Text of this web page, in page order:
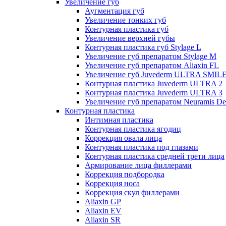
Увеличение губ
Аугментация губ
Увеличение тонких губ
Контурная пластика губ
Увеличение верхней губы
Контурная пластика губ Stylage L
Увеличение губ препаратом Stylage M
Увеличение губ препаратом Aliaxin FL
Увеличение губ Juvederm ULTRA
Контурная пластика Juvederm ULTRA 2
Контурная пластика Juvederm ULTRA 3
Увеличение губ препаратом Neuramis
Контурная пластика
Интимная пластика
Контурная пластика ягодиц
Коррекция овала лица
Контурная пластика под глазами
Контурная пластика средней трети лица
Армирование лица филлерами
Коррекция подбородка
Коррекция носа
Коррекция скул филлерами
Aliaxin GP
Aliaxin EV
Aliaxin SR